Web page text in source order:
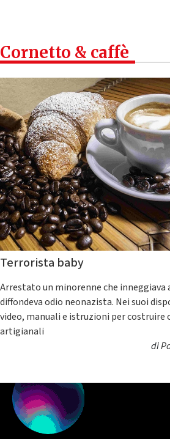
Cornetto & caffè
Terrorista baby
Arrestato un minorenne che inneggiava
diffondeva odio neonazista. Nei suoi
video, manuali e istruzioni per costruire
artigianali
di